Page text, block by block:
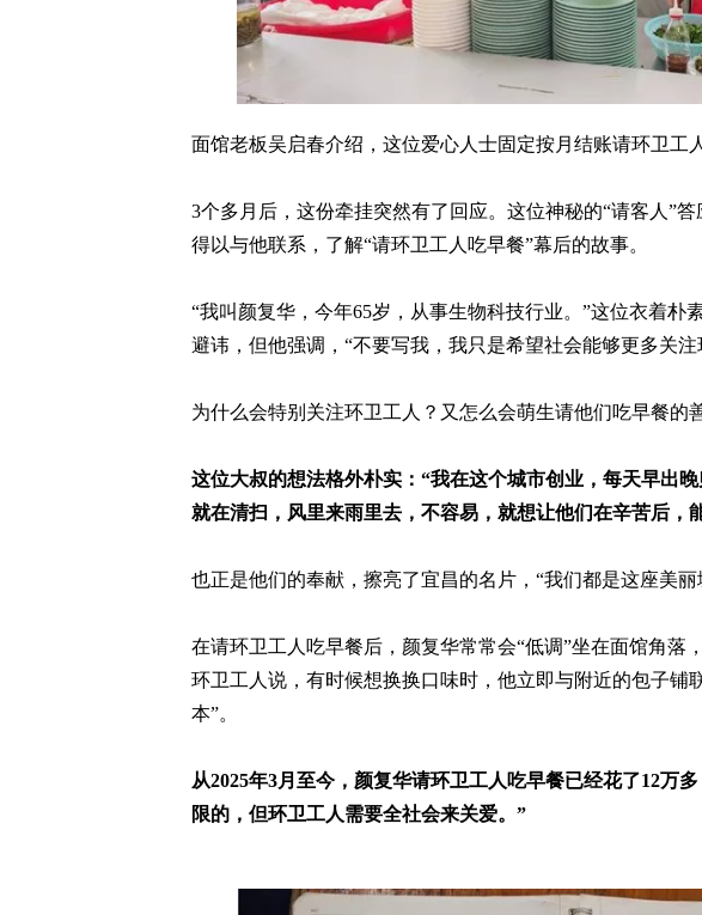
面馆老板吴启春介绍，这位爱心人士固定按月结账请环卫工
3个多月后，这份牵挂突然有了回应。这位神秘的“请客人”
得以与他联系，了解“请环卫工人吃早餐”幕后的故事。
“我叫颜复华，今年65岁，从事生物科技行业。”这位衣着朴
避讳，但他强调，“不要写我，我只是希望社会能够更多关
为什么会特别关注环卫工人？又怎么会萌生请他们吃早餐的
这位大叔的想法格外朴实：“我在这个城市创业，每天早出
就在清扫，风里来雨里去，不容易，就想让他们在辛苦后，
也正是他们的奉献，擦亮了宜昌的名片，“我们都是这座美
在请环卫工人吃早餐后，颜复华常常会“低调”坐在面馆角落
环卫工人说，有时候想换换口味时，他立即与附近的包子铺
本”。
从2025年3月至今，颜复华请环卫工人吃早餐已经花了12万
限的，但环卫工人需要全社会来关爱。”